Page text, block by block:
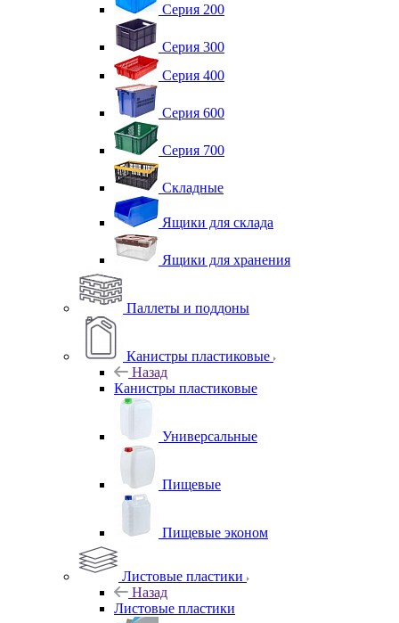
Серия 200
Серия 300
Серия 400
Серия 600
Серия 700
Складные
Ящики для склада
Ящики для хранения
Паллеты и поддоны
Канистры пластиковые
Назад
Канистры пластиковые
Универсальные
Пищевые
Пищевые эконом
Листовые пластики
Назад
Листовые пластики